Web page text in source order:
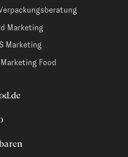
Marketing
Marketing
Food